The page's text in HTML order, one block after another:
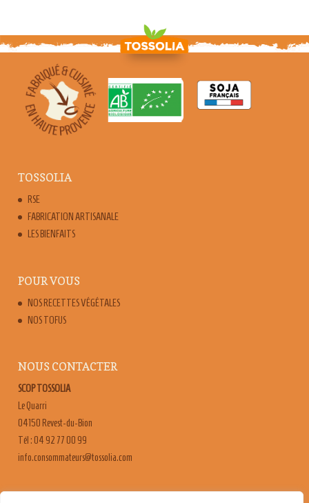
TOSSOLIA
RSE
FABRICATION ARTISANALE
LES BIENFAITS
POUR VOUS
NOS RECETTES VÉGÉTALES
NOS TOFUS
NOUS CONTACTER
SCOP TOSSOLIA
Le Quarri
04150 Revest-du-Bion
Tél : 04 92 77 00 99
moc.ailossot@sruetammosnoc.ofni